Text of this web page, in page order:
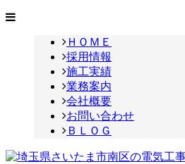
ＨＯＭＥ
採用情報
施工実績
業務案内
会社概要
お問い合わせ
ＢＬＯＧ